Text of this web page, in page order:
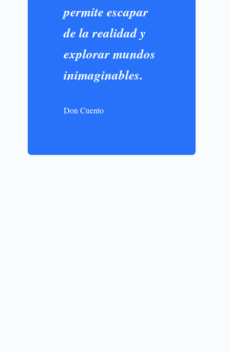
permite escapar
de la realidad y
explorar mundos
inimaginables.
Don Cuento